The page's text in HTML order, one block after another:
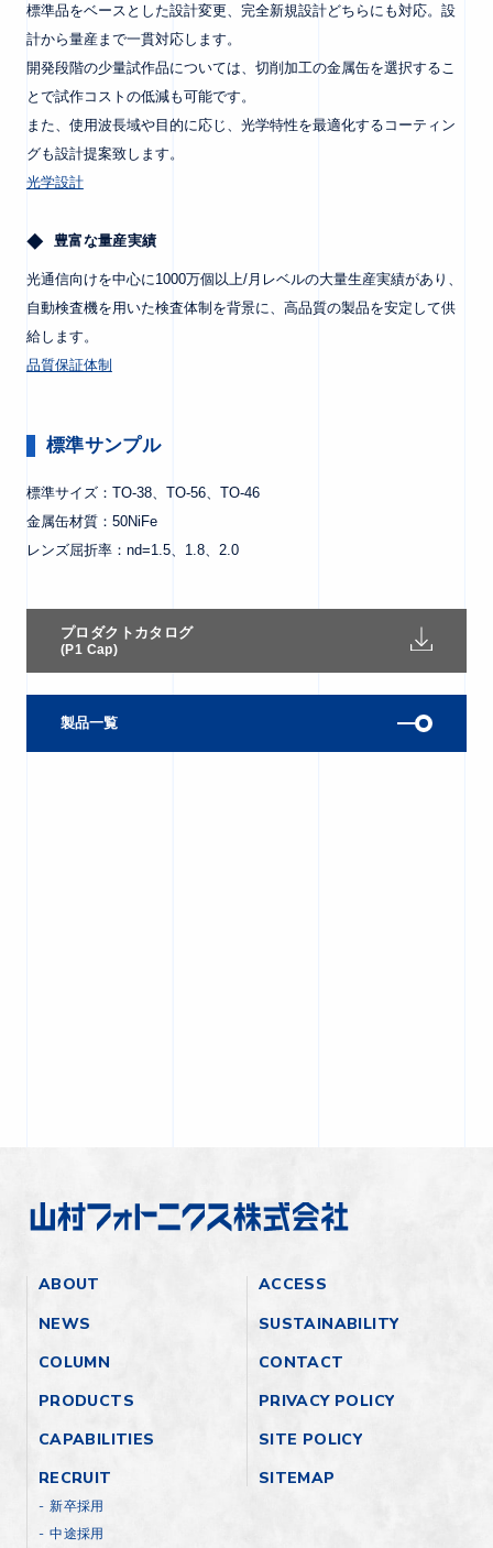
標準品をベースとした設計変更、完全新規設計どちらにも対応。設
計から量産まで一貫対応します。
開発段階の少量試作品については、切削加工の金属缶を選択するこ
とで試作コストの低減も可能です。
また、使用波長域や目的に応じ、光学特性を最適化するコーティン
グも設計提案致します。
光学設計
豊富な量産実績
光通信向けを中心に1000万個以上/月レベルの大量生産実績があり、
自動検査機を用いた検査体制を背景に、高品質の製品を安定して供
給します。
品質保証体制
標準サンプル
標準サイズ：TO-38、TO-56、TO-46
金属缶材質：50NiFe
レンズ屈折率：nd=1.5、1.8、2.0
プロダクトカタログ
(P1 Cap)
製品一覧
ABOUT
NEWS
COLUMN
PRODUCTS
CAPABILITIES
RECRUIT
新卒採用
中途採用
ACCESS
SUSTAINABILITY
CONTACT
PRIVACY POLICY
SITE POLICY
SITEMAP